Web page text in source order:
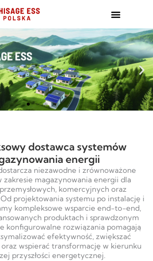
dostawca systemów
energii
niezawodne i zrównoważone
zakresie magazynowania energii dla
komercyjnych oraz
projektowania systemu po instalację i
kompleksowe wsparcie end-to-end,
produktach i sprawdzonym
konfigurowalne rozwiązania pomagają
efektywność, zwiększać
wspierać transformację w kierunku
przyszłości energetycznej.